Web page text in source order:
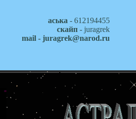
аська - 612194455
скайп - juragrek
mail - juragrek@narod.ru